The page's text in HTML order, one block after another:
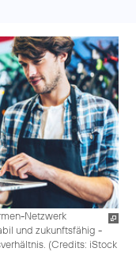
Netzwerk
und zukunftsfähig -
(Credits: iStock